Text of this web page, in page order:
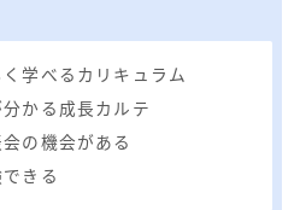
学べるカリキュラム
かる成長カルテ
の機会がある
きる